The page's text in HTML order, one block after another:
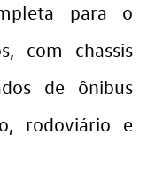
para o
com chassis
de ônibus
rodoviário e